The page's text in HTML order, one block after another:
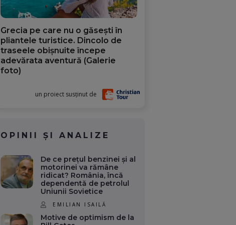
Grecia pe care nu o găsești în
pliantele turistice. Dincolo de
traseele obișnuite începe
adevărata aventură (Galerie
foto)
un proiect susținut de
OPINII ȘI ANALIZE
De ce prețul benzinei și al
motorinei va rămâne
ridicat? România, încă
dependentă de petrolul
Uniunii Sovietice
EMILIAN ISAILĂ
Motive de optimism de la